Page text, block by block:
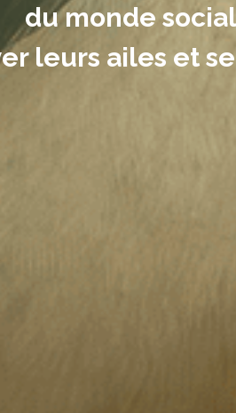
du monde
leurs ailes et